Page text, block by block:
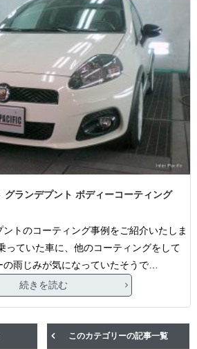
グランデプント ボディーコーティング
トのコーティング事例をご紹介いたしま
っていた車に、他のコーティングをして
の雨じみが気になっていたそうで…
続きを読む
このカテゴリーの記事一覧